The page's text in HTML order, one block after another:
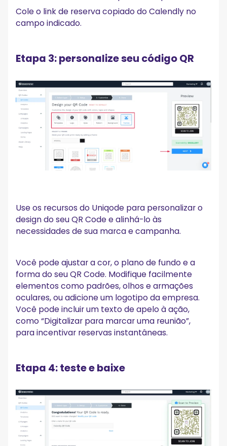
Cole o link de reserva copiado do Calendly no
campo indicado.
Etapa 3: personalize seu código QR
Use os recursos do Uniqode para personalizar o
design do seu QR Code e alinhá-lo às
necessidades de sua marca e campanha.
Você pode ajustar a cor, o plano de fundo e a
forma do seu QR Code. Modifique facilmente
elementos como padrões, olhos e armações
oculares, ou adicione um logotipo da empresa.
Você pode incluir um texto de apelo à ação,
como “Digitalizar para marcar uma reunião”,
para incentivar reservas instantâneas.
Etapa 4: teste e baixe